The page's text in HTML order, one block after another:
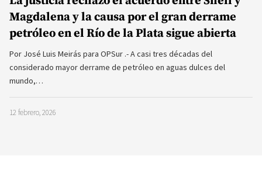
Magdalena y la causa por el gran derrame
petróleo en el Río de la Plata sigue abierta
Por José Luis Meirás para OPSur .- A casi tres décadas del
considerado mayor derrame de petróleo en aguas dulces del
mundo,…
12 febrero, 2026